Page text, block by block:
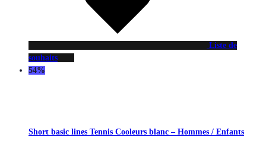
Liste de
souhaits
54%
Short basic lines Tennis Cooleurs blanc – Hommes / Enfants